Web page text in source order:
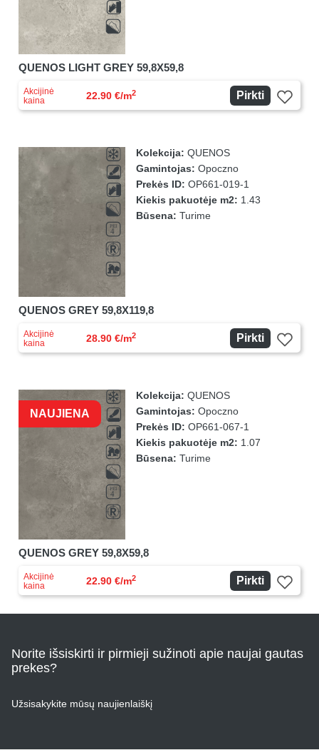
QUENOS LIGHT GREY 59,8X59,8
Akcijinė
kaina
22.90 €/m2 Pirkti
Kolekcija: QUENOS
Gamintojas: Opoczno
Prekės ID: OP661-019-1
Kiekis pakuotėje m2: 1.43
Būsena: Turime
QUENOS GREY 59,8X119,8
Akcijinė
kaina
28.90 €/m2 Pirkti
NAUJIENA
Kolekcija: QUENOS
Gamintojas: Opoczno
Prekės ID: OP661-067-1
Kiekis pakuotėje m2: 1.07
Būsena: Turime
QUENOS GREY 59,8X59,8
Akcijinė
kaina
22.90 €/m2 Pirkti
Norite išsiskirti ir pirmieji sužinoti apie naujai gautas
prekes?
Užsisakykite mūsų naujienlaiškį